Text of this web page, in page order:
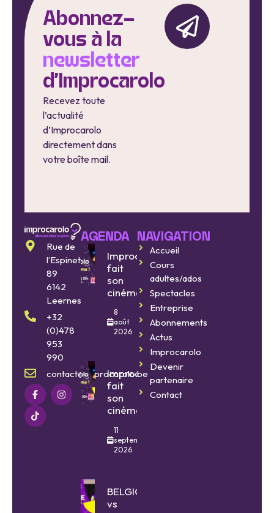
Abonnez-
vous à la
newsletter
d'Improcarolo
Recevez toute
l’actualité
d’Improcarolo
directement dans
votre boîte mail.
Rue de
l’Espinette
89
6142
Leernes
+32
(0)478
953
990
contact@improcarolo.be
AGENDA
Improcarolo
fait
son
cinéma
8
août
2026
Improcarolo
fait
son
cinéma
11
septembre
2026
BELGIQUE
vs
NAVIGATION
Accueil
Cours
adultes/ados
Spectacles
Entreprise
Abonnements
Actus
Improcarolo
Devenir
partenaire
Contact